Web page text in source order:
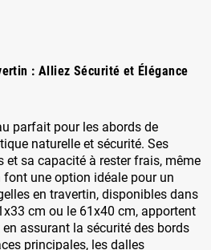
: Alliez Sécurité et Élégance
parfait pour les abords de
naturelle et sécurité. Ses
et sa capacité à rester frais, même
une option idéale pour un
en travertin, disponibles dans
cm ou le 61x40 cm, apportent
assurant la sécurité des bords
principales, les dalles